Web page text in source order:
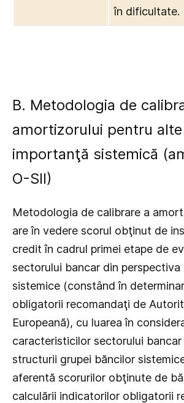
în dificultate.
B. Metodologia de
amortizorului pentru
importanţă sistemică
O-SII)
Metodologia de calibrare a
are în vedere scorul obţinut de
credit în cadrul primei etape de
sectorului bancar din
sistemice (constând în
obligatorii recomandaţi de
Europeană), cu luarea în
caracteristicilor sectorului bancar
structurii grupei băncilor
aferentă scorurilor obţinute de
calculării indicatorilor obligatorii